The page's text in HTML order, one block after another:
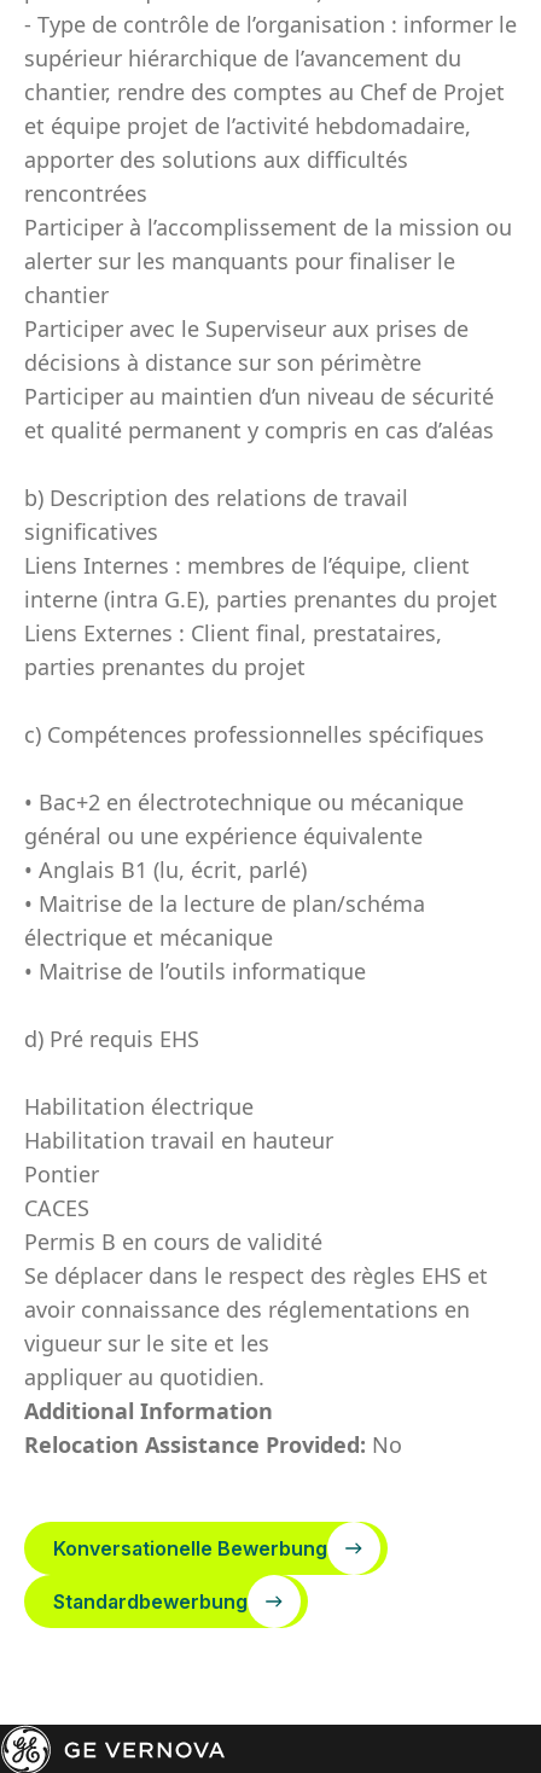
- Type de contrôle de l’organisation : informer le
supérieur hiérarchique de l’avancement du
chantier, rendre des comptes au Chef de Projet
et équipe projet de l’activité hebdomadaire,
apporter des solutions aux difficultés
rencontrées
Participer à l’accomplissement de la mission ou
alerter sur les manquants pour finaliser le
chantier
Participer avec le Superviseur aux prises de
décisions à distance sur son périmètre
Participer au maintien d’un niveau de sécurité
et qualité permanent y compris en cas d’aléas
b) Description des relations de travail
significatives
Liens Internes : membres de l’équipe, client
interne (intra G.E), parties prenantes du projet
Liens Externes : Client final, prestataires,
parties prenantes du projet
c) Compétences professionnelles spécifiques
• Bac+2 en électrotechnique ou mécanique
général ou une expérience équivalente
• Anglais B1 (lu, écrit, parlé)
• Maitrise de la lecture de plan/schéma
électrique et mécanique
• Maitrise de l’outils informatique
d) Pré requis EHS
Habilitation électrique
Habilitation travail en hauteur
Pontier
CACES
Permis B en cours de validité
Se déplacer dans le respect des règles EHS et
avoir connaissance des réglementations en
vigueur sur le site et les
appliquer au quotidien.
Additional Information
Relocation Assistance Provided: No
Konversationelle Bewerbung
Standardbewerbung